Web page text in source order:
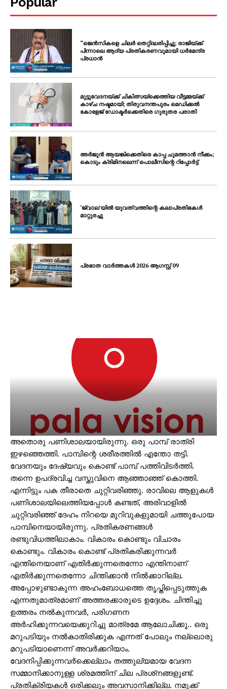
PALA VISION
About
Contact us
Subscription Plans
My account
Grievance Redressal
“ജെൻസികളെ ചിലർ തെറ്റിദ്ധരിപ്പിച്ചു; രാജിയ്ക്ക്
പിന്നാലെ ആദ്യ പ്രതികരണവുമായി ധർമേന്ദ്ര
പ്രധാൻ
മുട്ടുവേദനയ്ക്ക് ചികിത്സയ്‌ക്കെത്തിയ വീട്ടമ്മയ്ക്ക്
കാഴ്ച നഷ്ടമായി; തിരുവനന്തപുരം മെഡിക്കൽ
കോളേജ് ഡോക്ടർക്കെതിരെ ഗുരുതര പരാതി
അർജുൻ ആയങ്കിക്കെതിരെ കാപ്പ ചുമത്താൻ നീക്കം;
കൊടും ക്രിമിനലെന്ന് പൊലീസിന്റെ റിപ്പോർട്ട്
‘ജ്വാല’യിൽ യുവത്വത്തിന്റെ കലാപ്രതിഭകൾ
മാറ്റുരച്ചു
പ്രഭാത വാർത്തകൾ 2026 ആഗസ്റ്റ് 09
അതൊരു പണിശാലയായിരുന്നു. ഒരു പാമ്പ് രാത്രി
ഇഴഞ്ഞെത്തി. പാമ്പിന്റെ ശരീരത്തില്‍ എന്തോ തട്ടി.
വേദനയും ദേഷ്യവും കൊണ്ട് പാമ്പ് പത്തിവിടര്‍ത്തി.
തന്നെ ഉപദ്രവിച്ച വസ്തുവിനെ ആഞ്ഞാഞ്ഞ് കൊത്തി.
എന്നിട്ടും പക തീരാതെ ചുറ്റിവരിഞ്ഞു. രാവിലെ ആളുകള്‍
പണിശാലയിലെത്തിയപ്പോള്‍ കണ്ടത്, അരിവാളില്‍
ചുറ്റിവരിഞ്ഞ് ദേഹം നിറയെ മുറിവുകളുമായി ചത്തുപോയ
പാമ്പിനെയായിരുന്നു. പ്രതികരണങ്ങള്‍
രണ്ടുവിധത്തിലാകാം. വികാരം കൊണ്ടും വിചാരം
കൊണ്ടും. വികാരം കൊണ്ട് പ്രതികരിക്കുന്നവര്‍
എന്തിനെയാണ് എതിര്‍ക്കുന്നതെന്നോ എന്തിനാണ്
എതിര്‍ക്കുന്നതെന്നോ ചിന്തിക്കാന്‍ നില്‍ക്കാറില്ല.
അപ്പോഴുണ്ടാകുന്ന അഹംബോധത്തെ തൃപ്തിപ്പെടുത്തുക
എന്നതുമാത്രമാണ് അത്തരക്കാരുടെ ഉദ്ദേശം. ചിന്തിച്ചു
ഉത്തരം നല്‍കുന്നവര്‍, പരിഗണന
അര്‍ഹിക്കുന്നവയെക്കുറിച്ചു മാത്രമേ ആലോചിക്കൂ.. ഒരു
മറുപടിയും നല്‍കാതിരിക്കുക എന്നത് പോലും നല്ലൊരു
മറുപടിയാണെന്ന് അവര്‍ക്കറിയാം.
വേദനിപ്പിക്കുന്നവര്‍ക്കെല്ലാം തത്തുല്യമായ വേദന
സമ്മാനിക്കാനുള്ള ശ്രമത്തിന് ചില പ്രശ്‌നങ്ങളുണ്ട്.
പ്രതിക്രിയകള്‍ ഒരിക്കലും അവസാനിക്കില്ല. നമുക്ക്